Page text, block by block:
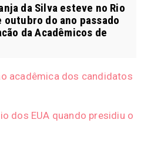
da Silva esteve no Rio
outubro do ano passado
da Acadêmicos de
acadêmica dos candidatos
dos EUA quando presidiu o